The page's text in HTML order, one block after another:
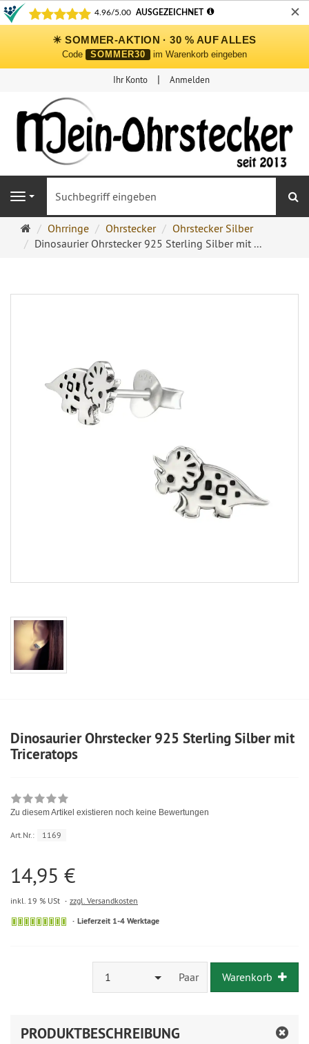
✕
☀ SOMMER-AKTION · 30 % AUF ALLES
Code SOMMER30 im Warenkorb eingeben
Ihr Konto Anmelden
Navigation
Ohrringe
Ohrstecker
Ohrringe Ohrstecker
Ohrstecker Silber
Dinosaurier Ohrstecker 925 Sterling Silber mit ...
Dinosaurier Ohrstecker 925 Sterling Silber mit
Triceratops
Zu diesem Artikel existieren noch keine Bewertungen
Art.Nr.: 1169
14,95 €
inkl. 19 % USt zzgl. Versandkosten
Lieferzeit 1-4 Werktage
1 Paar Warenkorb
PRODUKTBESCHREIBUNG